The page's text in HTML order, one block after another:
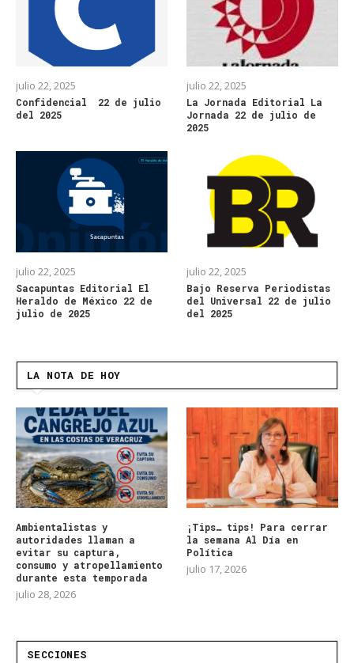
julio 22, 2025
Confidencial 22 de julio
del 2025
julio 22, 2025
La Jornada Editorial La
Jornada 22 de julio de
2025
julio 22, 2025
Sacapuntas Editorial El
Heraldo de México 22 de
julio de 2025
julio 22, 2025
Bajo Reserva Periodistas
del Universal 22 de julio
del 2025
LA NOTA DE HOY
Ambientalistas y
autoridades llaman a
evitar su captura,
consumo y atropellamiento
durante esta temporada
julio 28, 2026
¡Tips… tips! Para cerrar
la semana Al Día en
Política
julio 17, 2026
SECCIONES